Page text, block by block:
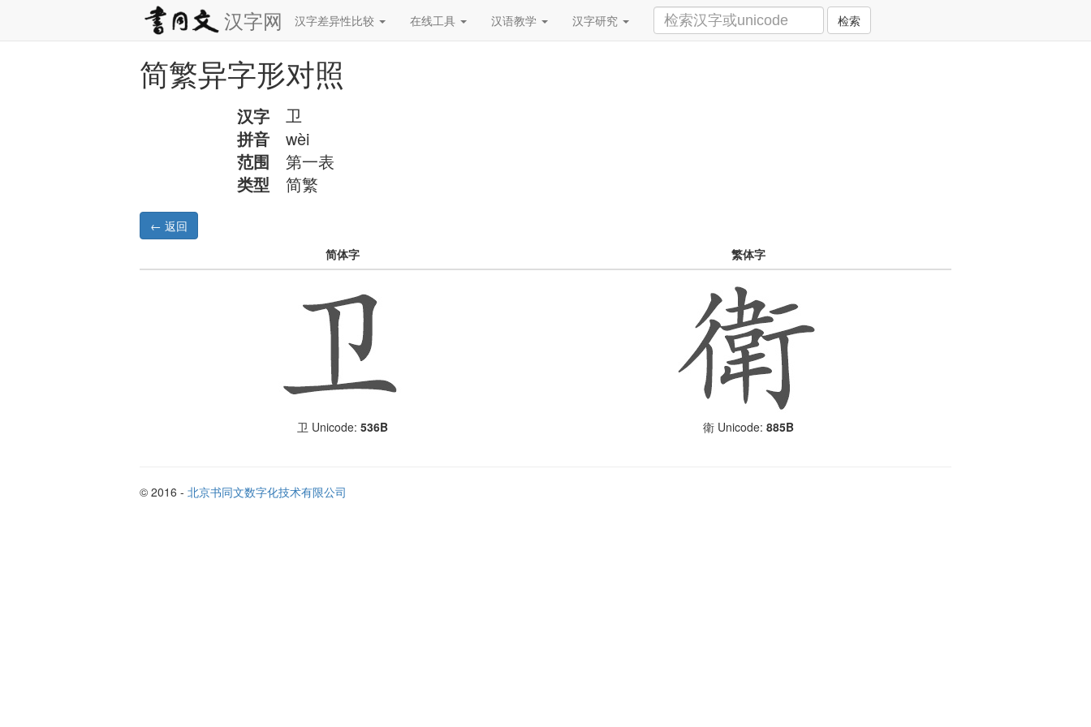
汉字网 汉字差异性比较 在线工具 汉语教学 汉字研究 检索
简繁异字形对照
汉字 卫
拼音
wèi
范围
第一表
类型
简繁
简体字 繁体字
卫 Unicode: 536B 衛 Unicode: 885B
© 2016 - 北京书同文数字化技术有限公司